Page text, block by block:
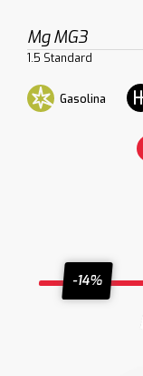
Mg MG3
1.5 Standard
Gasolina
-14%